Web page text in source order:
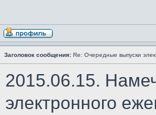
Заголовок сообщения: Re: Очередные выпуски
2015.06.15.
электронного